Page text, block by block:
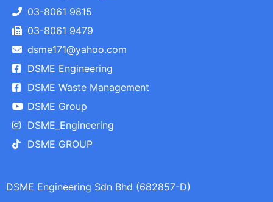
03-8061 9815
03-8061 9479
dsme171@yahoo.com
DSME Engineering
DSME Waste Management
DSME Group
DSME_Engineering
DSME GROUP
DSME Engineering Sdn Bhd (682857-D)